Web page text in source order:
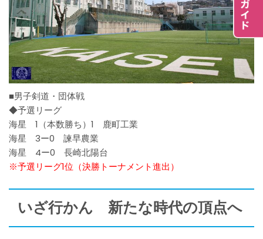
■男子剣道・団体戦
◆予選リーグ
海星 1（本数勝ち）1 鹿町工業
海星 3ー0 諫早農業
海星 4ー0 長崎北陽台
※予選リーグ1位（決勝トーナメント進出）
いざ行かん 新たな時代の頂点へ